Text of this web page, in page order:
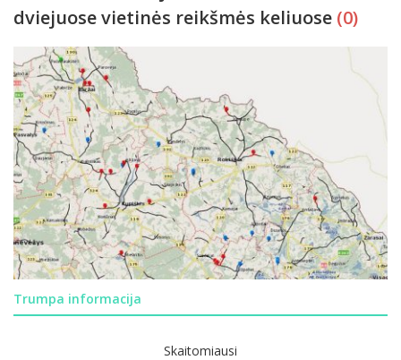
dviejuose vietinės reikšmės keliuose (0)
Trumpa informacija
Skaitomiausi